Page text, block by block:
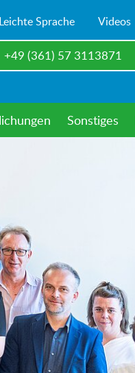
Leichte Sprache Videos
+49 (361) 57 3113871
Sonstiges